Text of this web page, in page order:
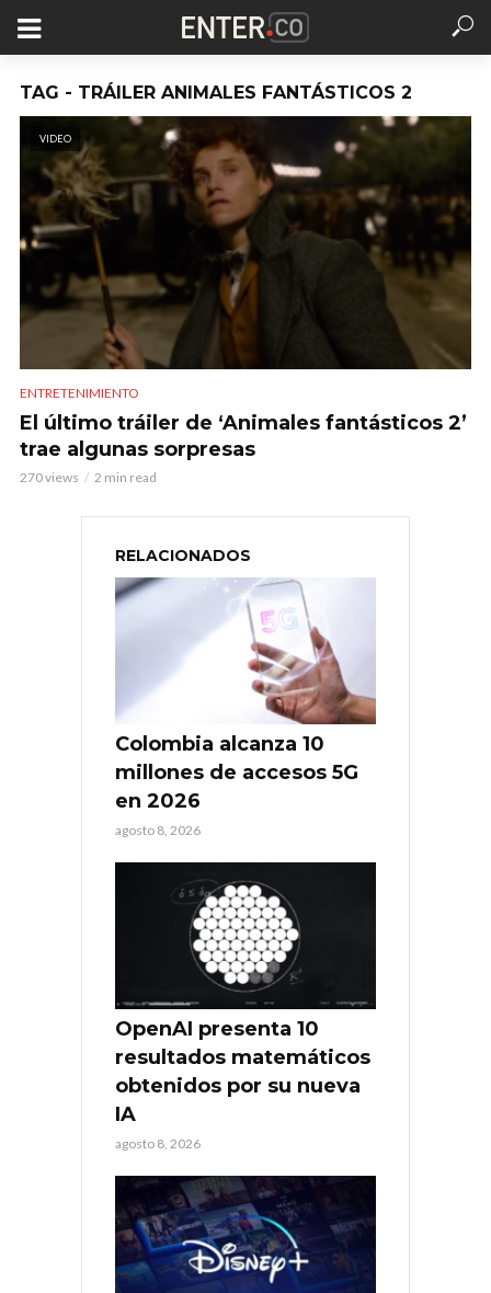
TAG - TRÁILER ANIMALES FANTÁSTICOS 2
VIDEO
ENTRETENIMIENTO
El último tráiler de ‘Animales fantásticos 2’
trae algunas sorpresas
270 views 2 min read
RELACIONADOS
Colombia alcanza 10
millones de accesos 5G
en 2026
agosto 8, 2026
OpenAI presenta 10
resultados matemáticos
obtenidos por su nueva
IA
agosto 8, 2026